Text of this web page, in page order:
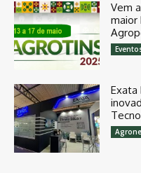
Vem
maior
Exata